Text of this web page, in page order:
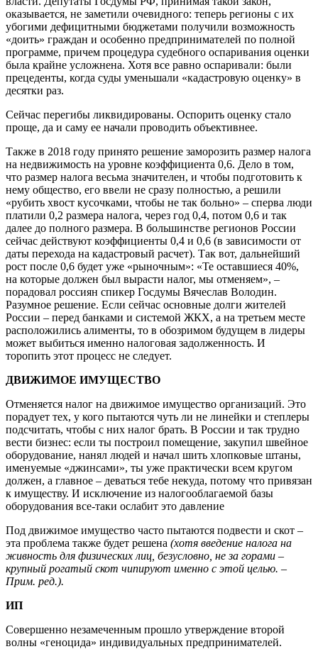
оказывается, не заметили очевидного: теперь регионы с их
убогими дефицитными бюджетами получили возможность
«доить» граждан и особенно предпринимателей по полной
программе, причем процедура судебного оспаривания оценки
была крайне усложнена. Хотя все равно оспаривали: были
прецеденты, когда суды уменьшали «кадастровую оценку» в
десятки раз.
Сейчас перегибы ликвидированы. Оспорить оценку стало
проще, да и саму ее начали проводить объективнее.
Также в 2018 году принято решение заморозить размер налога
на недвижимость на уровне коэффициента 0,6. Дело в том,
что размер налога весьма значителен, и чтобы подготовить к
нему общество, его ввели не сразу полностью, а решили
«рубить хвост кусочками, чтобы не так больно» – сперва люди
платили 0,2 размера налога, через год 0,4, потом 0,6 и так
далее до полного размера. В большинстве регионов России
сейчас действуют коэффициенты 0,4 и 0,6 (в зависимости от
даты перехода на кадастровый расчет). Так вот, дальнейший
рост после 0,6 будет уже «рыночным»: «Те оставшиеся 40%,
на которые должен был вырасти налог, мы отменяем», –
порадовал россиян спикер Госдумы Вячеслав Володин.
Разумное решение. Если сейчас основные долги жителей
России – перед банками и системой ЖКХ, а на третьем месте
расположились алименты, то в обозримом будущем в лидеры
может выбиться именно налоговая задолженность. И
торопить этот процесс не следует.
ДВИЖИМОЕ ИМУЩЕСТВО
Отменяется налог на движимое имущество организаций. Это
порадует тех, у кого пытаются чуть ли не линейки и степлеры
подсчитать, чтобы с них налог брать. В России и так трудно
вести бизнес: если ты построил помещение, закупил швейное
оборудование, нанял людей и начал шить хлопковые штаны,
именуемые «джинсами», ты уже практически всем кругом
должен, а главное – деваться тебе некуда, потому что привязан
к имуществу. И исключение из налогооблагаемой базы
оборудования все-таки ослабит это давление
Под движимое имущество часто пытаются подвести и скот –
эта проблема также будет решена (хотя введение налога на
живность для физических лиц, безусловно, не за горами –
крупный рогатый скот чипируют именно с этой целью. –
Прим. ред.).
ИП
Совершенно незамеченным прошло утверждение второй
волны «геноцида» индивидуальных предпринимателей.